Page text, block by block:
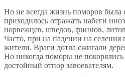
Но не всегда жизнь поморов была
приходилось отражать набеги
норвежцев, шведов, финнов,
Часто, при на падении на селения
жители. Враги дотла сжигали
Но никогда поморы не
достойный отпор завоевателям.